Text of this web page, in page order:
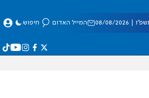
08/2026 המייל האדום חיפוש